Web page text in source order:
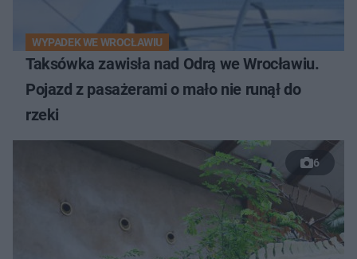
WYPADEK WE WROCŁAWIU
Taksówka zawisła nad Odrą we Wrocławiu.
Pojazd z pasażerami o mało nie runął do
rzeki
6